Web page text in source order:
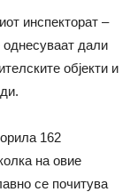
инспекторат –
дали
објекти и
162
на овие
се почитува